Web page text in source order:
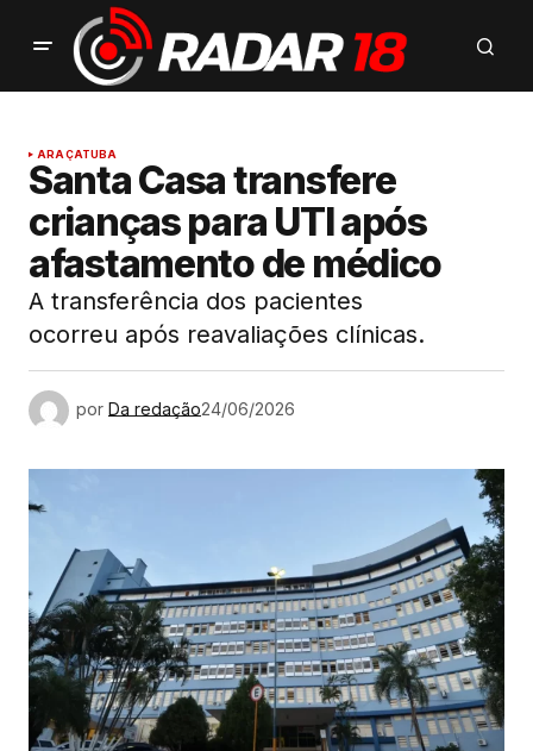
ARAÇATUBA
Santa Casa transfere
crianças para UTI após
afastamento de médico
A transferência dos pacientes
ocorreu após reavaliações clínicas.
por Da redação24/06/2026